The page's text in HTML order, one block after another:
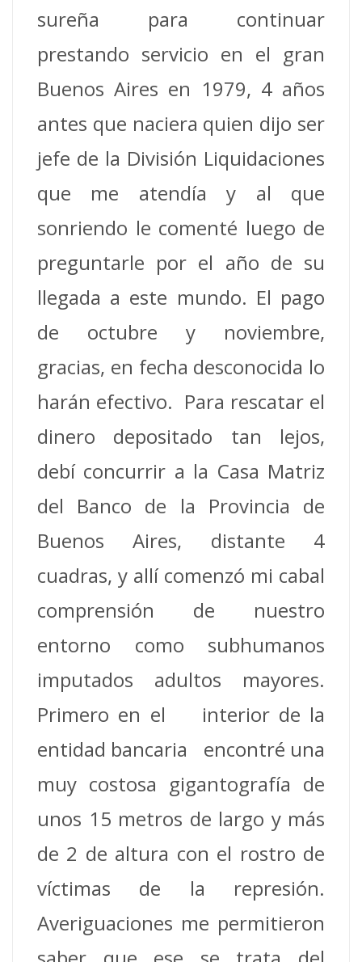
sureña para continuar
prestando servicio en el gran
Buenos Aires en 1979, 4 años
antes que naciera quien dijo ser
jefe de la División Liquidaciones
que me atendía y al que
sonriendo le comenté luego de
preguntarle por el año de su
llegada a este mundo. El pago
de octubre y noviembre,
gracias, en fecha desconocida lo
harán efectivo. Para rescatar el
dinero depositado tan lejos,
debí concurrir a la Casa Matriz
del Banco de la Provincia de
Buenos Aires, distante 4
cuadras, y allí comenzó mi cabal
comprensión de nuestro
entorno como subhumanos
imputados adultos mayores.
Primero en el interior de la
entidad bancaria encontré una
muy costosa gigantografía de
unos 15 metros de largo y más
de 2 de altura con el rostro de
víctimas de la represión.
Averiguaciones me permitieron